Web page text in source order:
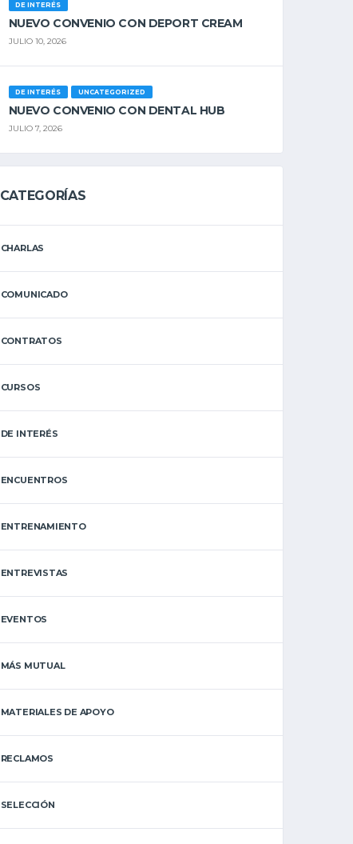
DE INTERÉS
NUEVO CONVENIO CON DEPORT CREAM
JULIO 10, 2026
DE INTERÉS UNCATEGORIZED
NUEVO CONVENIO CON DENTAL HUB
JULIO 7, 2026
CATEGORÍAS
CHARLAS
COMUNICADO
CONTRATOS
CURSOS
DE INTERÉS
ENCUENTROS
ENTRENAMIENTO
ENTREVISTAS
EVENTOS
MÁS MUTUAL
MATERIALES DE APOYO
RECLAMOS
SELECCIÓN